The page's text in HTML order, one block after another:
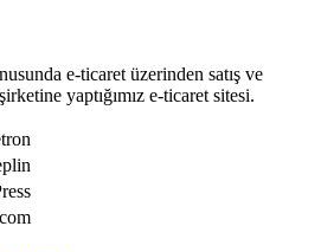
e-ticaret üzerinden satış ve
yaptığımız e-ticaret sitesi.